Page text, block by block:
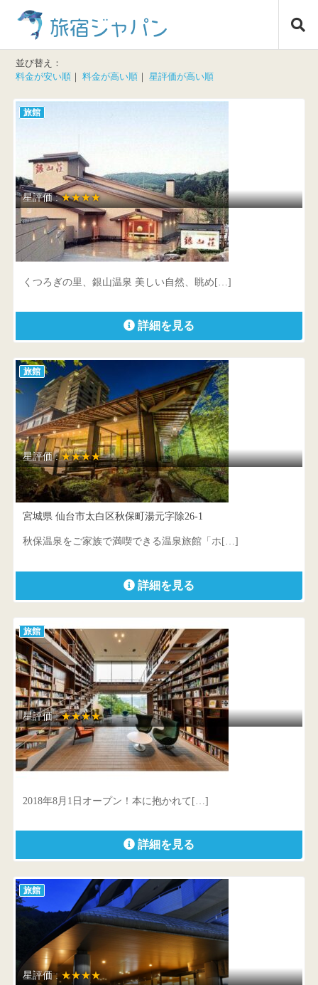
旅宿ジャパン
並び替え：
料金が安い順
｜料金が高い順 ｜星評価が高い順
旅館
星評価 :★★★★
銀山温泉 仙峡の宿 銀山荘
山形県 尾花沢市大字銀山新畑85
くつろぎの里、銀山温泉 美しい自然、眺め[…]
詳細を見る
旅館
星評価 :★★★★
秋保温泉 ホテル瑞鳳
宮城県 仙台市太白区秋保町湯元字除26-1
秋保温泉をご家族で満喫できる温泉旅館「ホ[…]
詳細を見る
旅館
星評価 :★★★★
箱根本箱
神奈川県 足柄下郡箱根町強羅1320-491
2018年8月1日オープン！本に抱かれて[…]
詳細を見る
旅館
星評価 :★★★★